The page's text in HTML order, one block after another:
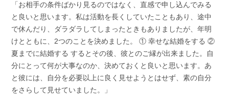
「お相手の条件ばかり見るのではなく、直感で申し込んでみる
と良いと思います。私は活動を長くしていたこともあり、途中
で休んだり、ダラダラしてしまったときもありましたが、年明
けとともに、2つのことを決めました。 ① 幸せな結婚をする ②
夏までに結婚する するとその後、彼とのご縁が出来ました。自
分にとって何が大事なのか、決めておくと良いと思います。あ
と彼には、自分を必要以上に良く見せようとはせず、素の自分
をさらして見せていました。」